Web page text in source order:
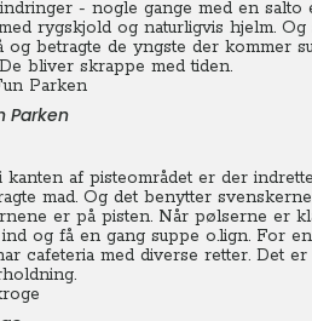
- nogle gange med en
rygskjold og naturligvis hjelm.
og betragte de yngste der
bliver skrappe med tiden.
Parken
kanten af pisteområdet er der
mad. Og det benytter
er på pisten. Når pølserne er
og få en gang suppe o.lign. For
cafeteria med diverse retter. Det